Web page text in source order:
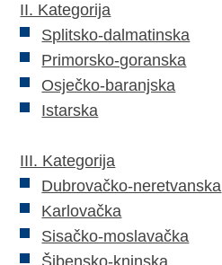
II. Kategorija
Splitsko-dalmatinska
Primorsko-goranska
Osječko-baranjska
Istarska
III. Kategorija
Dubrovačko-neretvanska
Karlovačka
Sisačko-moslavačka